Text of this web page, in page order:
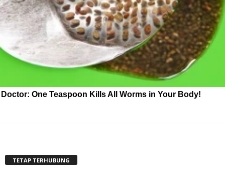
Doctor: One Teaspoon Kills All Worms in Your Body!
TETAP TERHUBUNG